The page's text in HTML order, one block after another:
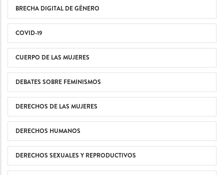
BRECHA DIGITAL DE GÉNERO
COVID-19
CUERPO DE LAS MUJERES
DEBATES SOBRE FEMINISMOS
DERECHOS DE LAS MUJERES
DERECHOS HUMANOS
DERECHOS SEXUALES Y REPRODUCTIVOS